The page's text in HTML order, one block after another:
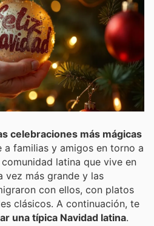
celebraciones más mágicas
a familias y amigos en torno a
latina que vive en
vez más grande y las
con ellos, con platos
clásicos. A continuación, te
una típica Navidad latina.